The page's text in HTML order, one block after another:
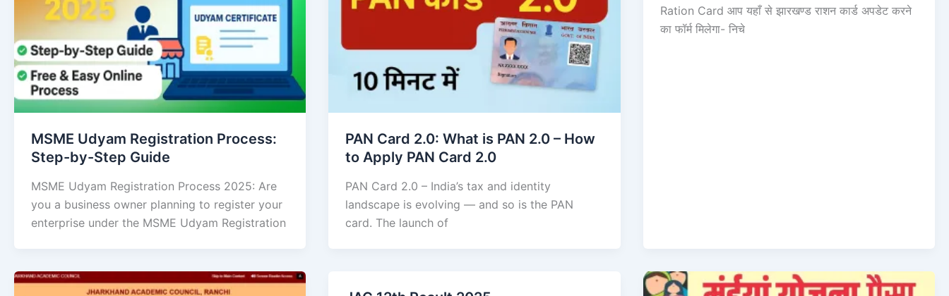
MSME Udyam Registration Process:
Step-by-Step Guide
MSME Udyam Registration Process 2025: Are
you a business owner planning to register your
enterprise under the MSME Udyam Registration
PAN Card 2.0: What is PAN 2.0 – How
to Apply PAN Card 2.0
PAN Card 2.0 – India’s tax and identity
landscape is evolving — and so is the PAN
card. The launch of
Ration Card आप यहाँ से झारखण्ड राशन कार्ड अपडेट करने
का फॉर्म मिलेगा- निचे